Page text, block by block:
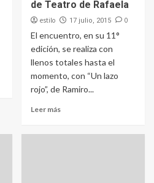
de Teatro de Rafaela
estilo 17 julio, 2015 0
El encuentro, en su 11°
edición, se realiza con
llenos totales hasta el
momento, con “Un lazo
rojo”, de Ramiro...
Leer más